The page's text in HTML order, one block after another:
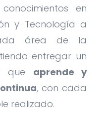
en
y Tecnología a
área de la
entregar un
que aprende y
, con cada
realizado.